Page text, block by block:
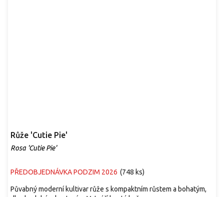
Růže 'Cutie Pie'
Rosa 'Cutie Pie'
PŘEDOBJEDNÁVKA PODZIM 2026 (748 ks)
Půvabný moderní kultivar růže s kompaktním růstem a bohatým,